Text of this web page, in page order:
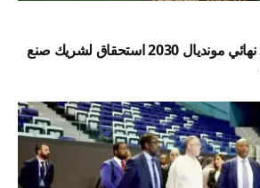
المغرب لا يطلب هدية: نهائي مونديال 2030 استحقاق لشريك صنع